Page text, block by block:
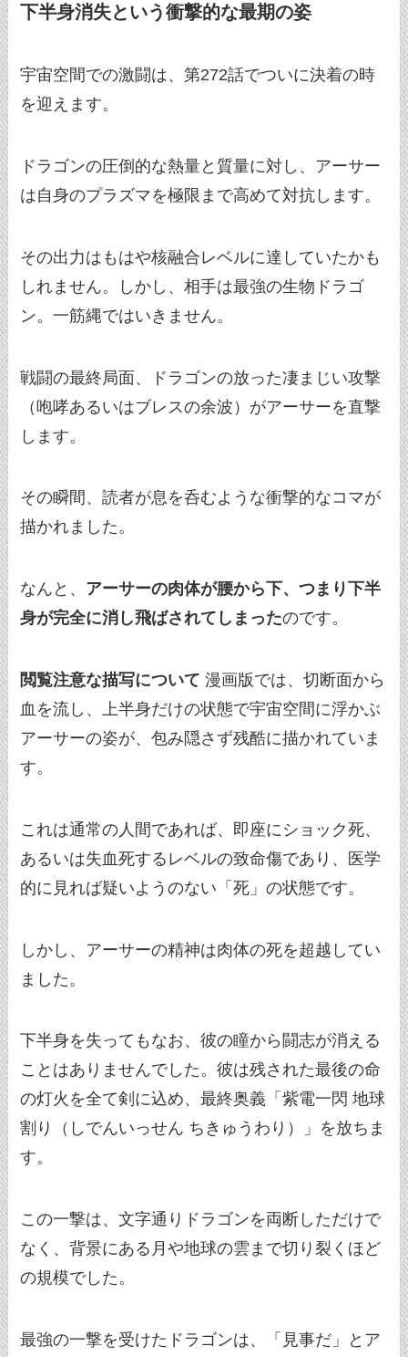
下半身消失という衝撃的な最期の姿
宇宙空間での激闘は、第272話でついに決着の時
を迎えます。
ドラゴンの圧倒的な熱量と質量に対し、アーサー
は自身のプラズマを極限まで高めて対抗します。
その出力はもはや核融合レベルに達していたかも
しれません。しかし、相手は最強の生物ドラゴ
ン。一筋縄ではいきません。
戦闘の最終局面、ドラゴンの放った凄まじい攻撃
（咆哮あるいはブレスの余波）がアーサーを直撃
します。
その瞬間、読者が息を呑むような衝撃的なコマが
描かれました。
なんと、 アーサーの肉体が腰から下、つまり下半
身が完全に消し飛ばされてしまったのです。
閲覧注意な描写について 漫画版では、切断面から
血を流し、上半身だけの状態で宇宙空間に浮かぶ
アーサーの姿が、包み隠さず残酷に描かれていま
す。
これは通常の人間であれば、即座にショック死、
あるいは失血死するレベルの致命傷であり、医学
的に見れば疑いようのない「死」の状態です。
しかし、アーサーの精神は肉体の死を超越してい
ました。
下半身を失ってもなお、彼の瞳から闘志が消える
ことはありませんでした。彼は残された最後の命
の灯火を全て剣に込め、最終奥義「紫電一閃 地球
割り（しでんいっせん ちきゅうわり）」を放ちま
す。
この一撃は、文字通りドラゴンを両断しただけで
なく、背景にある月や地球の雲まで切り裂くほど
の規模でした。
最強の一撃を受けたドラゴンは、「見事だ」とア